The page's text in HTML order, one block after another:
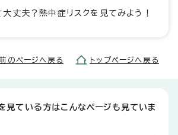
丈夫？熱中症リスクを見てみよう！
のページへ戻る トップページへ戻る
見ている方はこんなページも見ていま